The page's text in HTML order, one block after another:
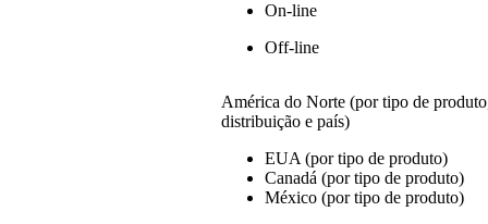
On-line
Off-line
América do Norte (por tipo de
distribuição e país)
EUA (por tipo de produto)
Canadá (por tipo de produto)
México (por tipo de produto)